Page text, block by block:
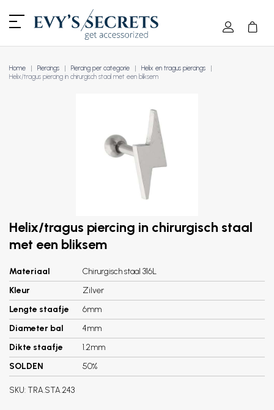
Home Piercings Piercing per categorie
Helix en tragus piercings
Helix/tragus piercing in chirurgisch staal met een bliksem
Helix/tragus piercing in chirurgisch staal
met een bliksem
Materiaal
Chirurgisch staal 316L
Kleur
Zilver
Lengte staafje
6mm
Diameter bal
4mm
Dikte staafje
1.2mm
SOLDEN
50%
SKU: TRA.STA.243